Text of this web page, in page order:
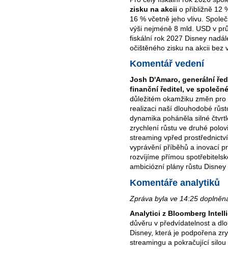
zisku na akcii o přibližně 12
16 % včetně jeho vlivu.
výši nejméně 8 mld. USD v
fiskální rok 2027 Disney
očištěného zisku na akcii bez
Komentář vedení
Josh D'Amaro, generální
finanční ředitel, ve
důležitém okamžiku změn
realizaci naší dlouhodobé
dynamika poháněla silné
zrychlení růstu ve druhé
streaming vpřed
vyprávění příběhů a inovací
rozvíjíme přímou
ambiciózní plány růstu
Komentáře analytiků
Zpráva byla ve 14:25
Analytici z Bloomberg
důvěru v předvídatelnost a
Disney, která je podpořena
streamingu a pokračující